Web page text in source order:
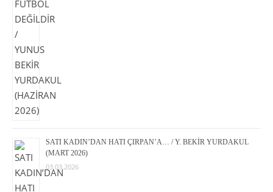
SATI KADIN’DAN HATI ÇIRPAN’A… / Y. BEKİR YURDAKUL
(MART 2026)
03.03.2026